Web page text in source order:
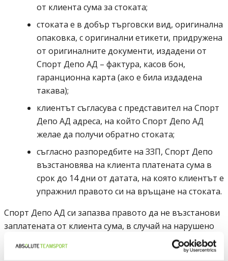
от клиента сума за стоката;
стоката е в добър търговски вид, оригинална
опаковка, с оригинални етикети, придружена
от оригиналните документи, издадени от
Спорт Депо АД Спорт депо А ДЕ
– фактура, касов бон,
гаранционна карта (ако е била издадена
такава);
клиентът съгласува с представител на Спорт
Депо АД Спорт депо А ДЕ
адреса, на който Спорт Депо АД
желае да получи обратно стоката;
съгласно разпоредбите на ЗЗПЗакона за
, Спорт Депо
възстановява на клиента платената сума в
срок до 14 дни от датата, на която клиентът е
упражнил правото си на връщане на стоката.
Спорт Депо АД Спорт депо А ДЕ
си запазва правото да не възстанови
заплатената от клиента сума, в случай на нарушено
едно или повече условия за връщане на стока.